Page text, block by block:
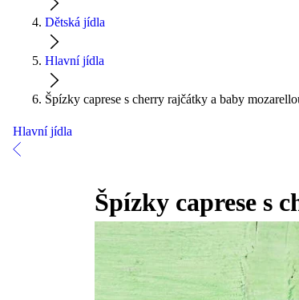
Dětská jídla
Hlavní jídla
Špízky caprese s cherry rajčátky a baby
Hlavní jídla
Špízky caprese s